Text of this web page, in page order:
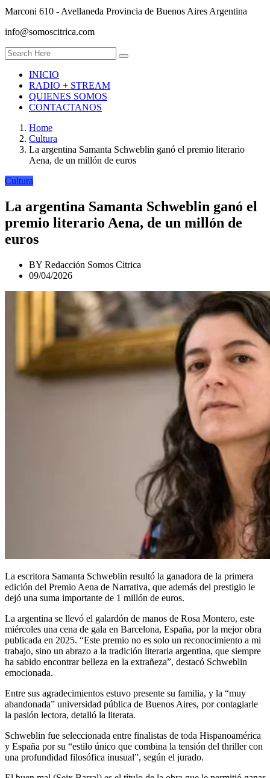
Marconi 610 - Avellaneda Provincia de Buenos Aires Argentina
info@somoscitrica.com
INICIO
RADIO + STREAM
QUIENES SOMOS
CONTACTANOS
Home
Cultura
La argentina Samanta Schweblin ganó el premio literario
Aena, de un millón de euros
Cultura
La argentina Samanta Schweblin ganó el
premio literario Aena, de un millón de
euros
BY Redacción Somos Citrica
09/04/2026
La escritora Samanta Schweblin resultó la ganadora de la primera
edición del Premio Aena de Narrativa, que además del prestigio le
dejó una suma importante de 1 millón de euros.
La argentina se llevó el galardón de manos de Rosa Montero, este
miércoles una cena de gala en Barcelona, España, por la mejor obra
publicada en 2025. “Este premio no es solo un reconocimiento a mi
trabajo, sino un abrazo a la tradición literaria argentina, que siempre
ha sabido encontrar belleza en la extrañeza”, destacó Schweblin
emocionada.
Entre sus agradecimientos estuvo presente su familia, y la “muy
abandonada” universidad pública de Buenos Aires, por contagiarle
la pasión lectora, detalló la literata.
Schweblin fue seleccionada entre finalistas de toda Hispanoamérica
y España por su “estilo único que combina la tensión del thriller con
una profundidad filosófica inusual”, según el jurado.